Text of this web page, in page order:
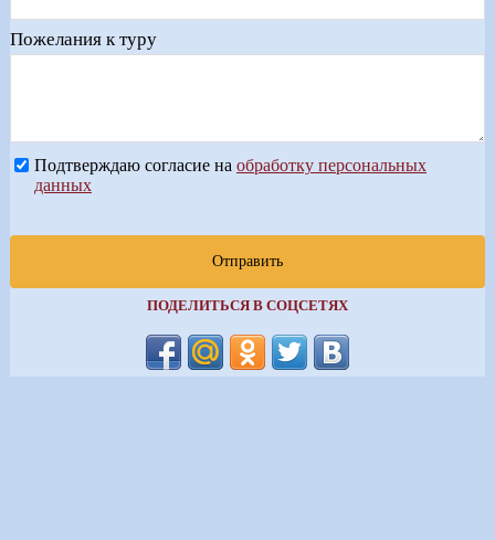
Пожелания к туру
Подтверждаю согласие на обработку персональных
данных
Отправить
ПОДЕЛИТЬСЯ В СОЦСЕТЯХ